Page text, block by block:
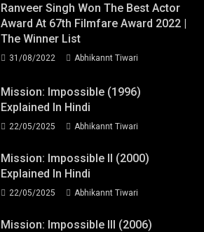
Ranveer Singh Won The Best Actor
Award At 67th Filmfare Award 2022 |
The Winner List
31/08/2022 Abhikannt Tiwari
Mission: Impossible (1996)
Explained In Hindi
22/05/2025 Abhikannt Tiwari
Mission: Impossible II (2000)
Explained In Hindi
22/05/2025 Abhikannt Tiwari
Mission: Impossible III (2006)